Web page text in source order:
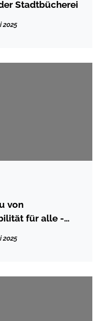
Stadtbücherei
2025
von
für alle -
inklusiven Stadt-
2025